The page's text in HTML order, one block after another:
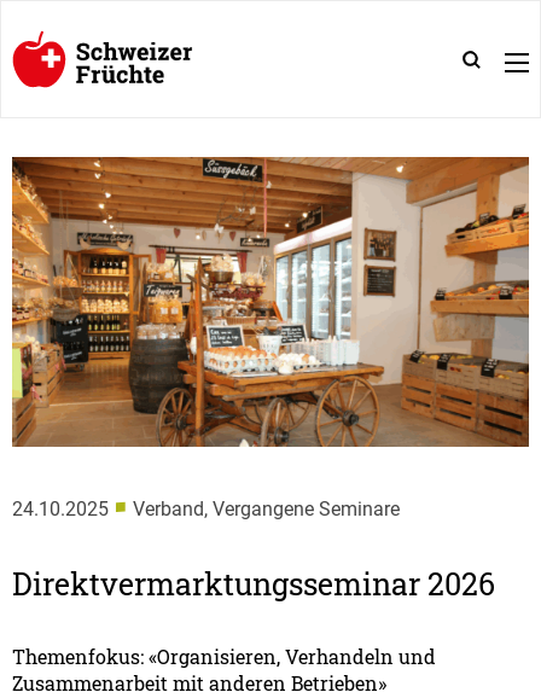
24.10.2025 ■ Verband, Vergangene Seminare
Direktvermarktungsseminar 2026
Themenfokus: «Organisieren, Verhandeln und
Zusammenarbeit mit anderen Betrieben»